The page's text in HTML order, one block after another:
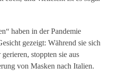
haben in der Pandemie
gezeigt: Während sie sich
stoppten sie aus
von Masken nach Italien.